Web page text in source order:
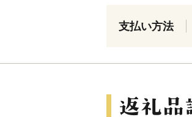
支払い方法